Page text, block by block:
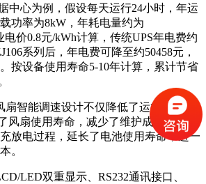
中心为例，假设每天运行24小时，年运
功率为8kW，年耗电量约为
电价0.8元/kWh计算，传统UPS年电费约
系列后，年电费可降至约50458元，
按设备使用寿命5-10年计算，累计节省
扇智能调速设计不仅降低了运行噪音
风扇使用寿命，减少了维护成本。智能
放电过程，延长了电池使用寿命，进一
。
LED双重显示、RS232通讯接口、